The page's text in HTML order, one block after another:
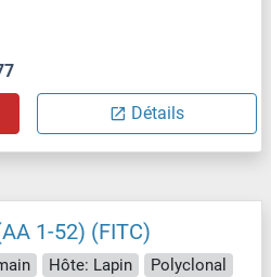
Détails
1-52) (FITC)
Hôte: Lapin Polyclonal